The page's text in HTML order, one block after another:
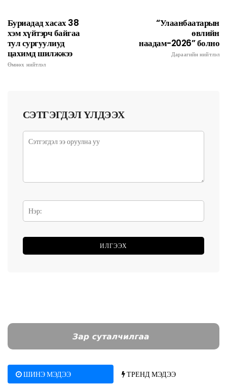
Буриадад хасах 38
хэм хүйтэрч байгаа
тул сургуулиуд
цахимд шилжжээ
Өмнөх нийтлэл
“Улаанбаатарын
өвлийн
наадам-2026” болно
Дараагийн нийтлэл
СЭТГЭГДЭЛ ҮЛДЭЭХ
ШИНЭ МЭДЭЭ ТРЕНД МЭДЭЭ